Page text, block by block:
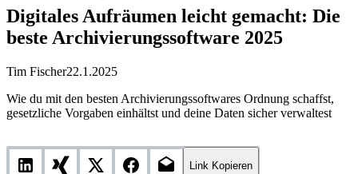
Digitales Aufräumen leicht gemacht: Die
beste Archivierungssoftware 2025
Tim Fischer22.1.2025
Wie du mit den besten Archivierungssoftwares Ordnung schaffst,
gesetzliche Vorgaben einhältst und deine Daten sicher verwaltest
Link Kopieren